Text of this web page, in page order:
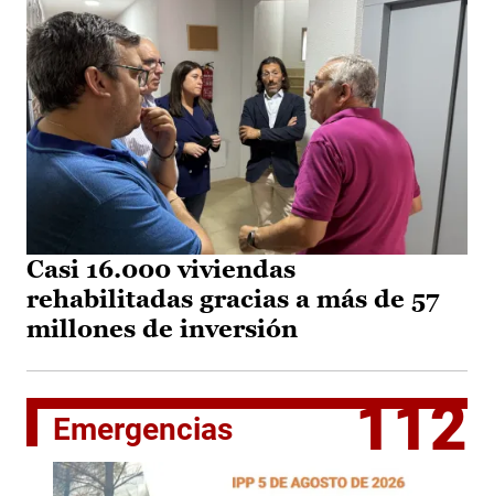
Casi 16.000 viviendas
rehabilitadas gracias a más de 57
millones de inversión
Emergencias 112